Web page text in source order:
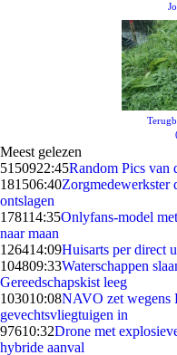
Meest gelezen
5150922:45Random Pics van
181506:40Zorgmedewerkster
ontslagen
178114:35Onlyfans-model
naar maan
126414:09Huisarts per direct
104809:33Waterschappen
Gereedschapskist leeg
103010:08NAVO zet wegens
gevechtsvliegtuigen in
97610:32Drone met
hybride aanval